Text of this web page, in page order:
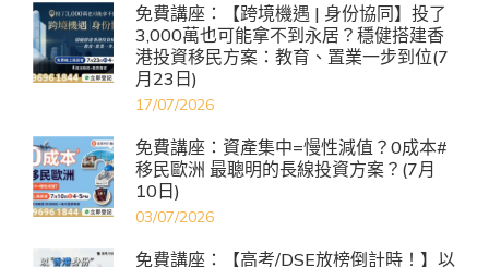
免費講座：【跨境機遇 | 身份協同】投了
3,000萬也可能拿不到永居？穩健搭建香
港投資移民方案：教育、置業一步到位(7
月23日)
17/07/2026
免費講座：資產集中=慢性減值？0成本#
移民歐洲 最聰明的長線投資方案？(7月
10日)
03/07/2026
免費講座：【高考/DSE放榜倒計時！】以